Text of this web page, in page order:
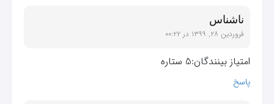
ناشناس
فروردین ۲۸, ۱۳۹۹ در ۰۰:۲۲
امتیاز بینندگان:5 ستاره
پاسخ